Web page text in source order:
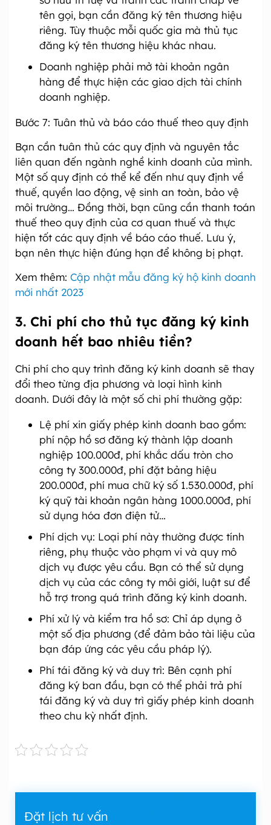
tên gọi, bạn cần đăng ký tên thương hiệu
riêng. Tùy thuộc mỗi quốc gia mà thủ tục
đăng ký tên thương hiệu khác nhau.
Doanh nghiệp phải mở tài khoản ngân
hàng để thực hiện các giao dịch tài chính
doanh nghiệp.
Bước 7: Tuân thủ và báo cáo thuế theo quy định
Bạn cần tuân thủ các quy định và nguyên tắc
liên quan đến ngành nghề kinh doanh của mình.
Một số quy định có thể kể đến như quy định về
thuế, quyền lao động, vệ sinh an toàn, bảo vệ
môi trường… Đồng thời, bạn cũng cần thanh toán
thuế theo quy định của cơ quan thuế và thực
hiện tốt các quy định về báo cáo thuế. Lưu ý,
bạn nên thực hiện đúng hạn để không bị phạt.
Xem thêm: Cập nhật mẫu đăng ký hộ kinh doanh
mới nhất 2023
3. Chi phí cho thủ tục đăng ký kinh
doanh hết bao nhiêu tiền?
Chi phí cho quy trình đăng ký kinh doanh sẽ thay
đổi theo từng địa phương và loại hình kinh
doanh. Dưới đây là một số chi phí thường gặp:
Lệ phí xin giấy phép kinh doanh bao gồm:
phí nộp hồ sơ đăng ký thành lập doanh
nghiệp 100.000đ, phí khắc dấu tròn cho
công ty 300.000đ, phí đặt bảng hiệu
200.000đ, phí mua chữ ký số 1.530.000đ, phí
ký quỹ tài khoản ngân hàng 1000.000đ, phí
sử dụng hóa đơn điện tử…
Phí dịch vụ: Loại phí này thường được tính
riêng, phụ thuộc vào phạm vi và quy mô
dịch vụ được yêu cầu. Bạn có thể sử dụng
dịch vụ của các công ty môi giới, luật sư để
hỗ trợ trong quá trình đăng ký kinh doanh.
Phí xử lý và kiểm tra hồ sơ: Chỉ áp dụng ở
một số địa phương (để đảm bảo tài liệu của
bạn đáp ứng các yêu cầu pháp lý).
Phí tái đăng ký và duy trì: Bên cạnh phí
đăng ký ban đầu, bạn có thể phải trả phí
tái đăng ký và duy trì giấy phép kinh doanh
theo chu kỳ nhất định.
Đặt lịch tư vấn